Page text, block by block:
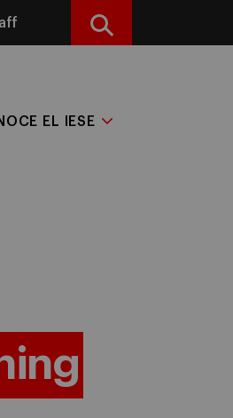
Buscar
EL IESE